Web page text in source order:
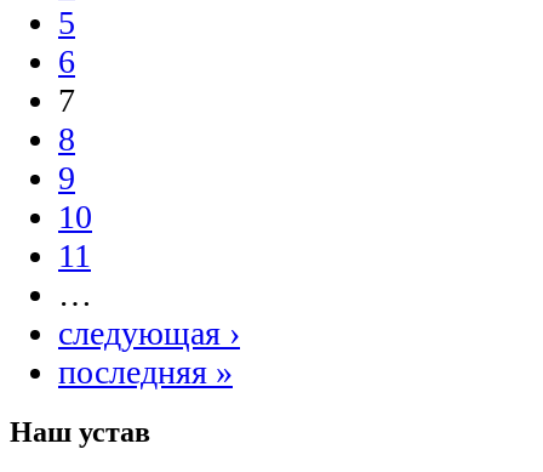
5
6
7
8
9
10
11
…
следующая ›
последняя »
Наш устав